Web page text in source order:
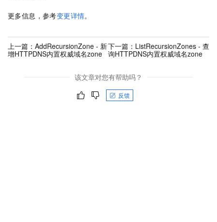
更多信息，参考变更详情。
上一篇： AddRecursionZone - 新
增HTTPDNS内置权威域名zone
下一篇： ListRecursionZones - 查
询HTTPDNS内置权威域名zone
该文章对您有帮助吗？
反馈